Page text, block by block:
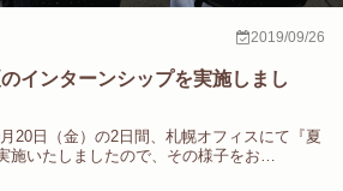
2019/09/26
インターンシップを実施しまし
20日（金）の2日間、札幌オフィスにて『夏
施いたしましたので、その様子をお…